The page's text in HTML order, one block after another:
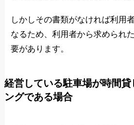
しかしその書類がなければ利用
なるため、利用者から求められ
要があります。
経営している駐車場が時間
ングである場合